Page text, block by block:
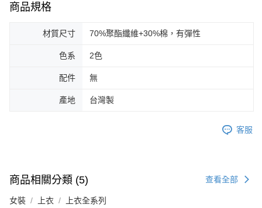
商品規格
材質尺寸 70%聚酯纖維+30%棉，有彈性
色系 2色
配件 無
產地 台灣製
客服
商品相關分類 (5) 查看全部
女裝 上衣 上衣全系列